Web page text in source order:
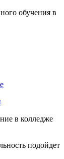
обучения в
в колледже
подойдет